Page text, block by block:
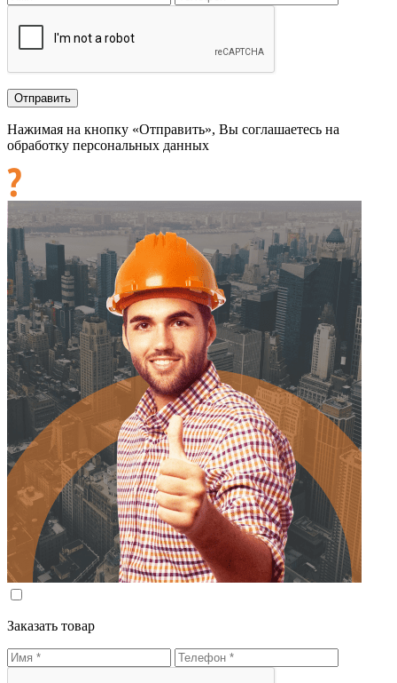
Нажимая на кнопку «Отправить», Вы соглашаетесь на
обработку персональных данных
Заказать товар